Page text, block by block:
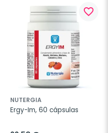
favorite_border
NUTERGIA
Ergy-Im, 60 cápsulas